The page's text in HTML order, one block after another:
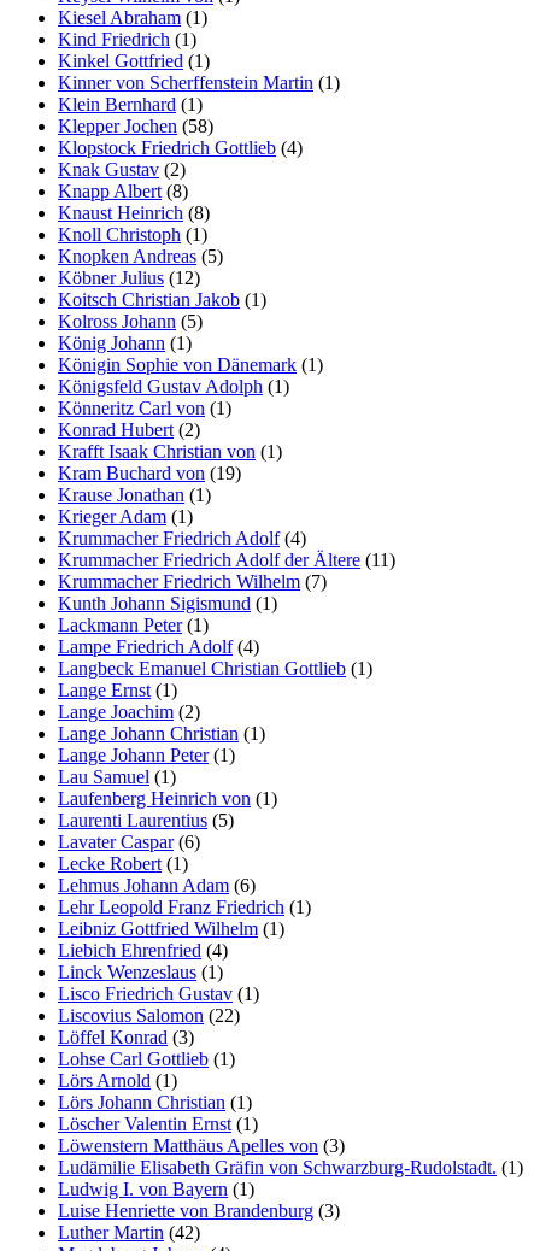
Kiesel Abraham (1)
Kind Friedrich (1)
Kinkel Gottfried (1)
Kinner von Scherffenstein Martin (1)
Klein Bernhard (1)
Klepper Jochen (58)
Klopstock Friedrich Gottlieb (4)
Knak Gustav (2)
Knapp Albert (8)
Knaust Heinrich (8)
Knoll Christoph (1)
Knopken Andreas (5)
Köbner Julius (12)
Koitsch Christian Jakob (1)
Kolross Johann (5)
König Johann (1)
Königin Sophie von Dänemark (1)
Königsfeld Gustav Adolph (1)
Könneritz Carl von (1)
Konrad Hubert (2)
Krafft Isaak Christian von (1)
Kram Buchard von (19)
Krause Jonathan (1)
Krieger Adam (1)
Krummacher Friedrich Adolf(4)
Krummacher Friedrich Adolf der Ältere (11)
Krummacher Friedrich Wilhelm (7)
Kunth Johann Sigismund (1)
Lackmann Peter(1)
Lampe Friedrich Adolf(4)
Langbeck Emanuel Christian Gottlieb (1)
Lange Ernst (1)
Lange Joachim (2)
Lange Johann Christian (1)
Lange Johann Peter(1)
Lau Samuel (1)
Laufenberg Heinrich von (1)
Laurenti Laurentius (5)
Lavater Caspar(6)
Lecke Robert (1)
Lehmus Johann Adam (6)
Lehr Leopold Franz Friedrich (1)
Leibniz Gottfried Wilhelm (1)
Liebich Ehrenfried (4)
Linck Wenzeslaus (1)
Lisco Friedrich Gustav (1)
Liscovius Salomon (22)
Löffel Konrad (3)
Lohse Carl Gottlieb (1)
Lörs Arnold (1)
Lörs Johann Christian (1)
Löscher Valentin Ernst (1)
Löwenstern Matthäus Apelles von (3)
Ludämilie Elisabeth Gräfin von Schwarzburg-Rudolstadt. (1)
Ludwig I. von Bayern (1)
Luise Henriette von Brandenburg (3)
Luther Martin (42)